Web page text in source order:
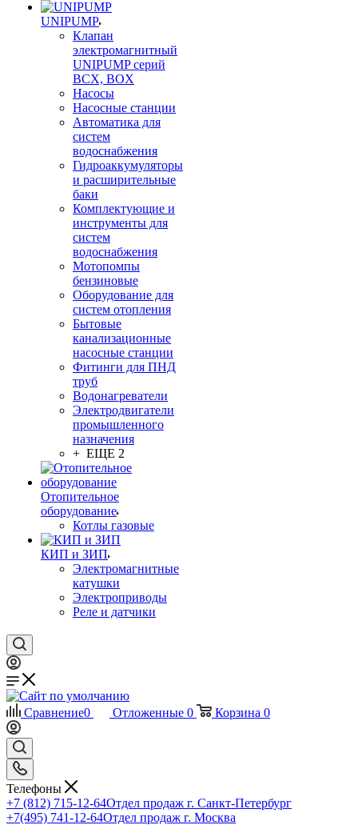
UNIPUMP
Клапан
электромагнитный
UNIPUMP серий
BCX, BOX
Насосы
Насосные станции
Автоматика для
систем
водоснабжения
Гидроаккумуляторы
и расширительные
баки
Комплектующие и
инструменты для
систем
водоснабжения
Мотопомпы
бензиновые
Оборудование для
систем отопления
Бытовые
канализационные
насосные станции
Фитинги для ПНД
труб
Водонагреватели
Электродвигатели
промышленного
назначения
+ ЕЩЕ 2
Отопительное
оборудование
Котлы газовые
КИП и ЗИП
Электромагнитные
катушки
Электроприводы
Реле и датчики
Сравнение0 Отложенные 0 Корзина 0
Телефоны
+7 (812) 715-12-64Отдел продаж г. Санкт-Петербург
+7(495) 741-12-64Отдел продаж г. Москва